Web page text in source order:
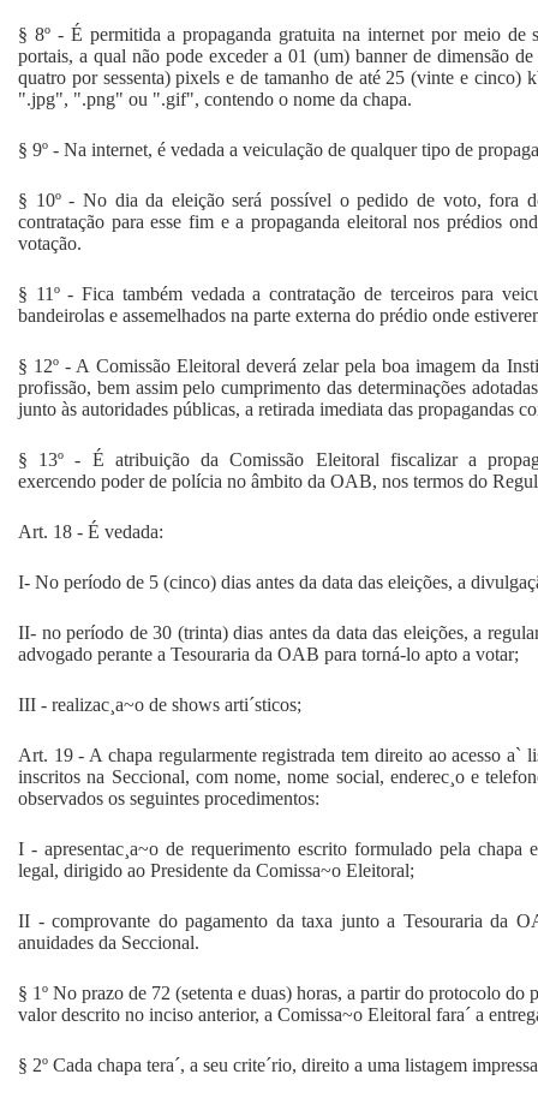
§ 8º - É permitida a propaganda gratuita na internet por meio de
portais, a qual não pode exceder a 01 (um) banner de dimensão
quatro por sessenta) pixels e de tamanho de até 25 (vinte e cinco)
".jpg", ".png" ou ".gif", contendo o nome da chapa.
§ 9º - Na internet, é vedada a veiculação de qualquer tipo de
§ 10º - No dia da eleição será possível o pedido de voto, fora
contratação para esse fim e a propaganda eleitoral nos prédios
votação.
§ 11º - Fica também vedada a contratação de terceiros para
bandeirolas e assemelhados na parte externa do prédio onde
§ 12º - A Comissão Eleitoral deverá zelar pela boa imagem da
profissão, bem assim pelo cumprimento das determinações
junto às autoridades públicas, a retirada imediata das propagandas
§ 13º - É atribuição da Comissão Eleitoral fiscalizar a
exercendo poder de polícia no âmbito da OAB, nos termos do
Art. 18 - É vedada:
I- No período de 5 (cinco) dias antes da data das eleições, a
II- no período de 30 (trinta) dias antes da data das eleições, a
advogado perante a Tesouraria da OAB para torná-lo apto a votar;
III - realizac¸a~o de shows arti´sticos;
Art. 19 - A chapa regularmente registrada tem direito ao acesso a`
inscritos na Seccional, com nome, nome social, enderec¸o e
observados os seguintes procedimentos:
I - apresentac¸a~o de requerimento escrito formulado pela chapa
legal, dirigido ao Presidente da Comissa~o Eleitoral;
II - comprovante do pagamento da taxa junto a Tesouraria da
anuidades da Seccional.
§ 1º No prazo de 72 (setenta e duas) horas, a partir do protocolo do
valor descrito no inciso anterior, a Comissa~o Eleitoral fara´ a
§ 2º Cada chapa tera´, a seu crite´rio, direito a uma listagem